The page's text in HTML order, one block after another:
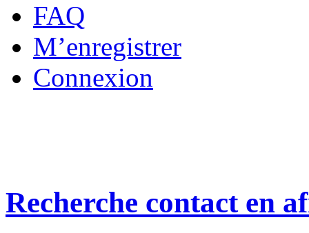
FAQ
M’enregistrer
Connexion
Recherche contact en